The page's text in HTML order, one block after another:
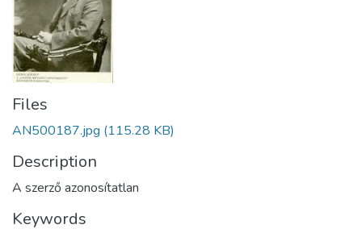
Files
AN500187.jpg (115.28 KB)
Description
A szerző azonosítatlan
Keywords